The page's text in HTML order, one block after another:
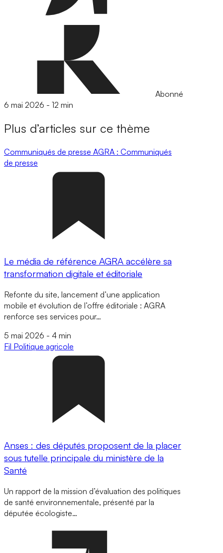
Abonné
6 mai 2026 - 12 min
Plus d’articles sur ce thème
Communiqués de presse AGRA : Communiqués
de presse
Le média de référence AGRA accélère sa
transformation digitale et éditoriale
Refonte du site, lancement d’une application
mobile et évolution de l’offre éditoriale : AGRA
renforce ses services pour…
5 mai 2026 - 4 min
Fil Politique agricole
Anses : des députés proposent de la placer
sous tutelle principale du ministère de la
Santé
Un rapport de la mission d’évaluation des politiques
de santé environnementale, présenté par la
députée écologiste…